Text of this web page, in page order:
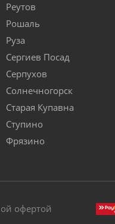
Реутов
Рошаль
Руза
Сергиев Посад
Серпухов
Солнечногорск
Старая Купавна
Ступино
Фрязино
офертой